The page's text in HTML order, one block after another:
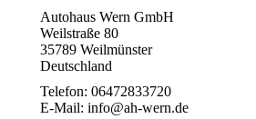
Autohaus Wern GmbH
Weilstraße 80
35789 Weilmünster
Deutschland
Telefon: 06472833720
E-Mail: info@ah-wern.de